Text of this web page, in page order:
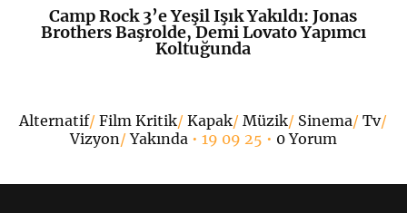
K+
Camp Rock 3’e Yeşil Işık Yakıldı: Jonas
Brothers Başrolde, Demi Lovato Yapımcı
Koltuğunda
Alternatif/Film Kritik/Kapak/Müzik/ Sinema/Tv/
Vizyon/Yakında • 19 09 25 • 0 Yorum